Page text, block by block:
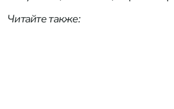
Читайте также: